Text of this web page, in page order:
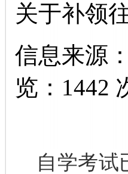
关于补领
信息来源
览： 1442
自学考试